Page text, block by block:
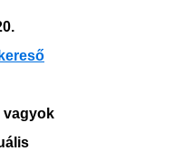
vagyok